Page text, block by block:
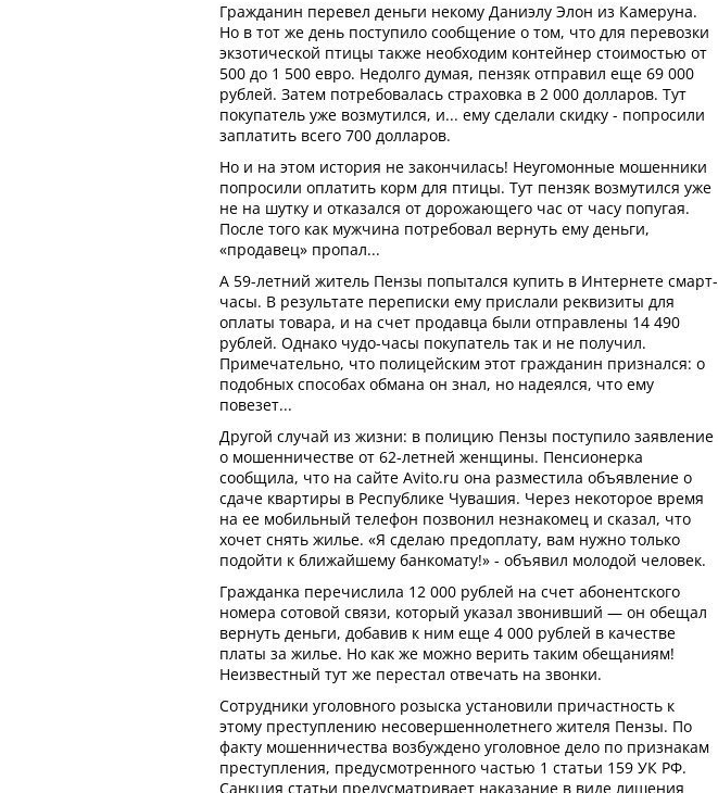
Гражданин перевел деньги некому Даниэлу Элон из Камеруна.
Но в тот же день поступило сообщение о том, что для перевозки
экзотической птицы также необходим контейнер стоимостью от
500 до 1 500 евро. Недолго думая, пензяк отправил еще 69 000
рублей. Затем потребовалась страховка в 2 000 долларов. Тут
покупатель уже возмутился, и... ему сделали скидку - попросили
заплатить всего 700 долларов.
Но и на этом история не закончилась! Неугомонные мошенники
попросили оплатить корм для птицы. Тут пензяк возмутился уже
не на шутку и отказался от дорожающего час от часу попугая.
После того как мужчина потребовал вернуть ему деньги,
«продавец» пропал...
А 59-летний житель Пензы попытался купить в Интернете смарт-
часы. В результате переписки ему прислали реквизиты для
оплаты товара, и на счет продавца были отправлены 14 490
рублей. Однако чудо-часы покупатель так и не получил.
Примечательно, что полицейским этот гражданин признался: о
подобных способах обмана он знал, но надеялся, что ему
повезет...
Другой случай из жизни: в полицию Пензы поступило заявление
о мошенничестве от 62-летней женщины. Пенсионерка
сообщила, что на сайте Avito.ru она разместила объявление о
сдаче квартиры в Республике Чувашия. Через некоторое время
на ее мобильный телефон позвонил незнакомец и сказал, что
хочет снять жилье. «Я сделаю предоплату, вам нужно только
подойти к ближайшему банкомату!» - объявил молодой человек.
Гражданка перечислила 12 000 рублей на счет абонентского
номера сотовой связи, который указал звонивший — он обещал
вернуть деньги, добавив к ним еще 4 000 рублей в качестве
платы за жилье. Но как же можно верить таким обещаниям!
Неизвестный тут же перестал отвечать на звонки.
Сотрудники уголовного розыска установили причастность к
этому преступлению несовершеннолетнего жителя Пензы. По
факту мошенничества возбуждено уголовное дело по признакам
преступления, предусмотренного частью 1 статьи 159 УК РФ.
Санкция статьи предусматривает наказание в виде лишения